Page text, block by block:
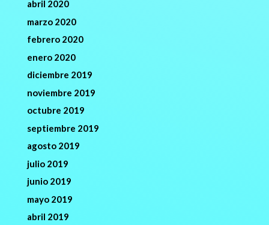
abril 2020
marzo 2020
febrero 2020
enero 2020
diciembre 2019
noviembre 2019
octubre 2019
septiembre 2019
agosto 2019
julio 2019
junio 2019
mayo 2019
abril 2019